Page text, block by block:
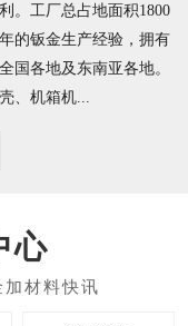
。工厂总占地面积1800
的钣金生产经验，拥有
国各地及东南亚各地。
、机箱机...
心